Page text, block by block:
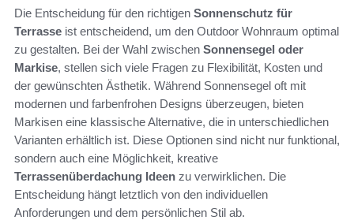
Die Entscheidung für den richtigen Sonnenschutz für
Terrasse ist entscheidend, um den Outdoor Wohnraum optimal
zu gestalten. Bei der Wahl zwischen Sonnensegel oder
Markise, stellen sich viele Fragen zu Flexibilität, Kosten und
der gewünschten Ästhetik. Während Sonnensegel oft mit
modernen und farbenfrohen Designs überzeugen, bieten
Markisen eine klassische Alternative, die in unterschiedlichen
Varianten erhältlich ist. Diese Optionen sind nicht nur funktional,
sondern auch eine Möglichkeit, kreative
Terrassenüberdachung Ideen zu verwirklichen. Die
Entscheidung hängt letztlich von den individuellen
Anforderungen und dem persönlichen Stil ab.